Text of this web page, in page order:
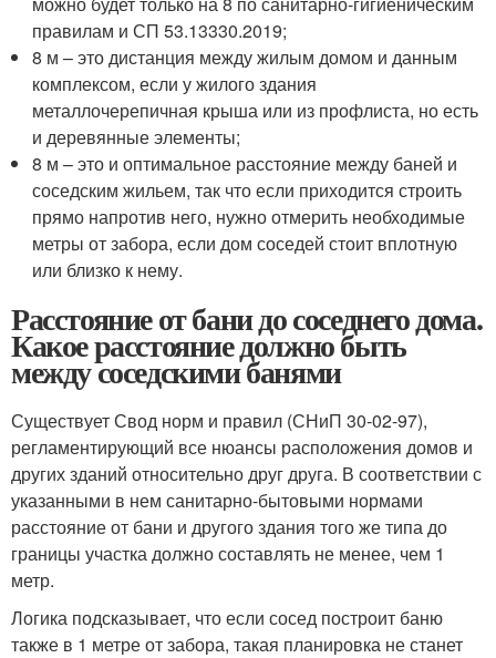
правилам и СП 53.13330.2019;
8 м – это дистанция между жилым домом и данным
комплексом, если у жилого здания
металлочерепичная крыша или из профлиста, но есть
и деревянные элементы;
8 м – это и оптимальное расстояние между баней и
соседским жильем, так что если приходится строить
прямо напротив него, нужно отмерить необходимые
метры от забора, если дом соседей стоит вплотную
или близко к нему.
Расстояние от бани до соседнего дома.
Какое расстояние должно быть
между соседскими банями
Существует Свод норм и правил (СНиП 30-02-97),
регламентирующий все нюансы расположения домов и
других зданий относительно друг друга. В соответствии с
указанными в нем санитарно-бытовыми нормами
расстояние от бани и другого здания того же типа до
границы участка должно составлять не менее, чем 1
метр.
Логика подсказывает, что если сосед построит баню
также в 1 метре от забора, такая планировка не станет